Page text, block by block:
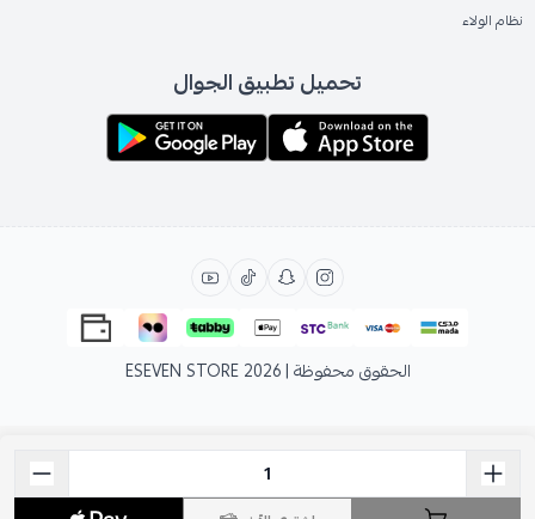
نظام الولاء
تحميل تطبيق الجوال
الحقوق محفوظة | 2026 ESEVEN STORE